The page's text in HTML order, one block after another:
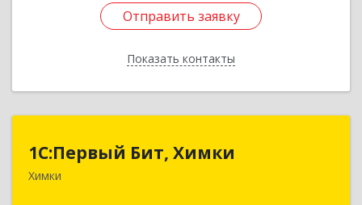
Отправить заявку
Показать контакты
Отправить заявку
Назад
1С:Первый Бит, Химки
Химки141402, Московская обл, г.о. Химки, Химки г,